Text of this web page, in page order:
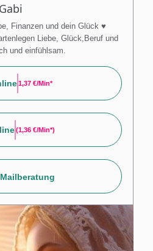
Finanzen und dein Glück ♥
Liebe, Glück,Beruf und
und einfühlsam.
1,37 €/min*
(1,36 €/min*)